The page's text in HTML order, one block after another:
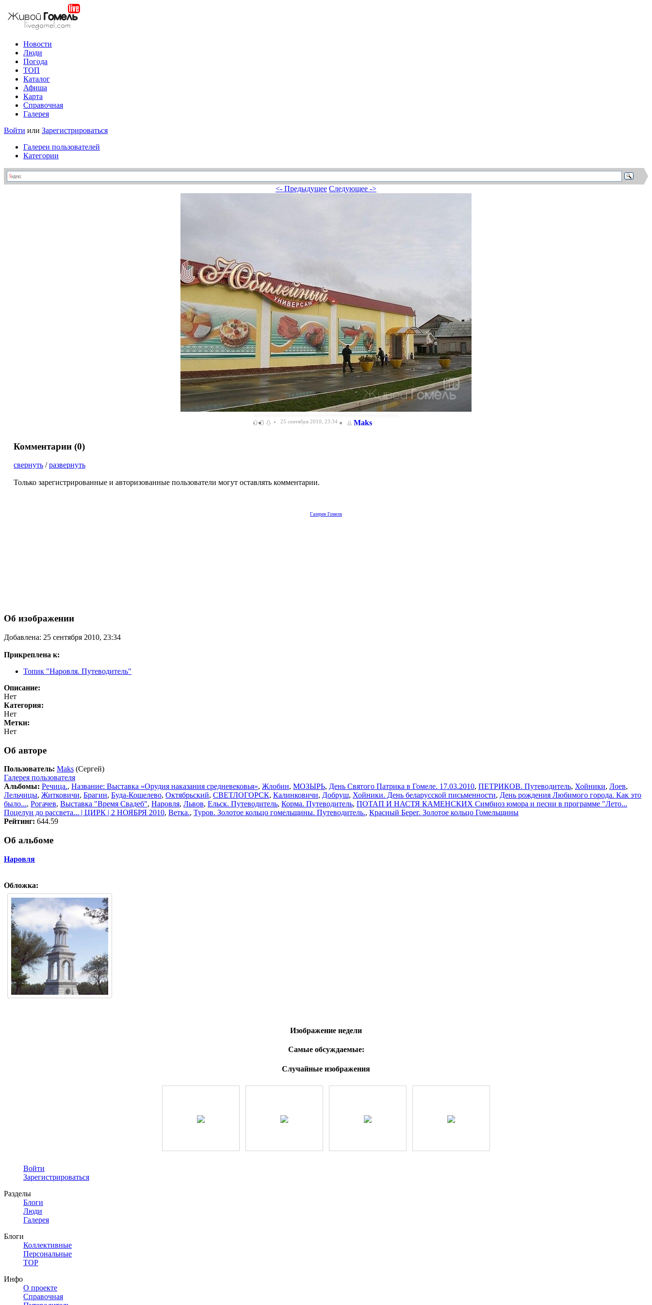
Новости
Люди
Погода
ТОП
Каталог
Афиша
Карта
Справочная
Галерея
Войти или Зарегистрироваться
Галереи пользователей
Категории
<- Предыдущее Следующее ->
0 25 сентября 2010, 23:34 Maks
Комментарии (0)
свернуть /развернуть
Только зарегистрированные и авторизованные пользователи могут оставлять комментарии.
Галерея Гомеля
Об изображении
Добавлена: 25 сентября 2010, 23:34
Прикреплена к:
Топик "Наровля. Путеводитель"
Описание:
Нет
Категория:
Нет
Метки:
Нет
Об авторе
Пользователь: Maks (Сергей)
Галерея пользователя
Альбомы: Речица., Название: Выставка «Орудия наказания средневековья», Жлобин, МОЗЫРЬ, День Святого Патрика в Гомеле. 17.03.2010, ПЕТРИКОВ. Путеводитель, Хойники, Лоев,
Лельчицы, Житковичи, Брагин, Буда-Кошелево, Октябрьский, СВЕТЛОГОРСК, Калинковичи, Добруш, Хойники. День беларусской письменности, День рождения Любимого города. Как это
было..., Рогачев, Выставка "Время Свадеб", Наровля, Львов, Ельск. Путеводитель, Корма. Путеводитель, ПОТАП И НАСТЯ КАМЕНСКИХ Симбиоз юмора и песни в программе "Лето...
Поцелуи до рассвета... | ЦИРК | 2 НОЯБРЯ 2010, Ветка., Туров. Золотое кольцо гомельщины. Путеводитель., Красный Берег. Золотое кольцо Гомельщины
Рейтинг: 644.59
Об альбоме
Наровля
Обложка:
Изображение недели
Самые обсуждаемые:
Случайные изображения
Войти
Зарегистрироваться
Разделы
Блоги
Люди
Галерея
Блоги
Коллективные
Персональные
TOP
Инфо
О проекте
Справочная